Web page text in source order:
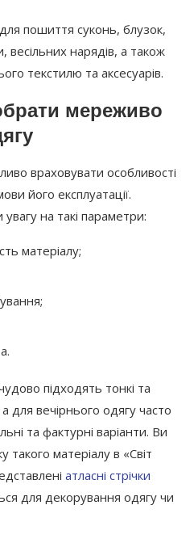
пошиття суконь, блузок,
весільних нарядів, а також
текстилю та аксесуарів.
мереживо
враховувати особливості
його експлуатації.
на такі параметри:
матеріалу;
підходять тонкі та
для вечірнього одягу часто
та фактурні варіанти. Ви
матеріалу в «Світ
атласні стрічки
для декорування одягу чи